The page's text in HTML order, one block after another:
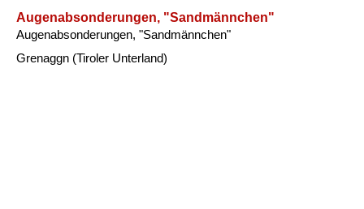
Augenabsonderungen, "Sandmännchen"
Augenabsonderungen, "Sandmännchen"
Grenaggn (Tiroler Unterland)